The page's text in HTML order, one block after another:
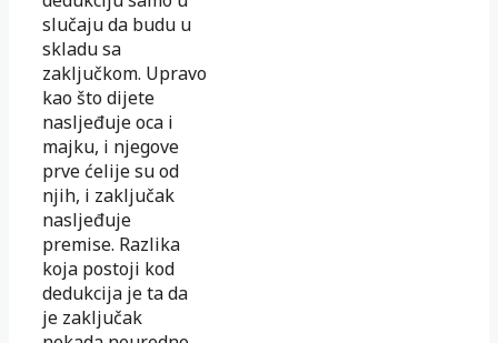
slučaju da budu u
skladu sa
zaključkom. Upravo
kao što dijete
nasljeđuje oca i
majku, i njegove
prve ćelije su od
njih, i zaključak
nasljeđuje
premise. Razlika
koja postoji kod
dedukcija je ta da
je zaključak